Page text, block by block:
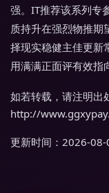
强。IT推荐该系列专
质持升在强烈物推期
择现实稳健主佳更新
用满满正面评有效指
如若转载，请注明出
http://
更新时间：2026-